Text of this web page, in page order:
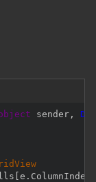
sender ,
[e . ColumnIndex